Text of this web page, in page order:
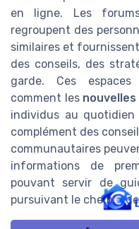
en ligne. Les
regroupent des
similaires et
des conseils, des
garde. Ces
comment les
individus au
complément des
communautaires
informations de
pouvant servir de
pursuivant le chemin